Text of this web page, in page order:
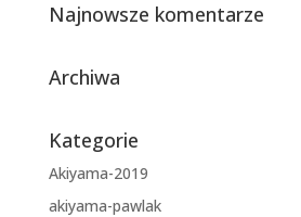
Najnowsze komentarze
Archiwa
Kategorie
Akiyama-2019
akiyama-pawlak